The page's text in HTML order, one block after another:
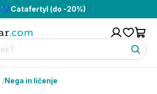
💙 Catafertyl (do -20%)
/Nega in ličenje